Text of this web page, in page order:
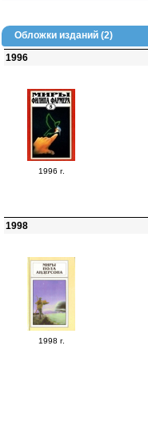
Обложки изданий (2)
1996
1996 г.
1998
1998 г.